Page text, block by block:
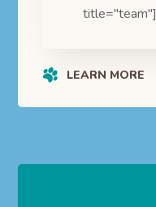
title="team"]
LEARN MORE